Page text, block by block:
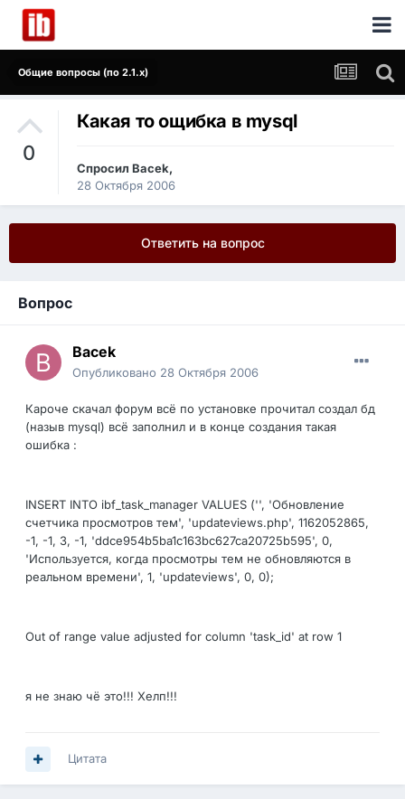
Общие вопросы (по 2.1.x)
0
Какая то ощибка в mysql
Спросил Bacek,
28 Октября 2006
Ответить на вопрос
Вопрос
Bacek
Опубликовано 28 Октября 2006
Кароче скачал форум всё по установке прочитал создал бд
(назыв mysql) всё заполнил и в конце создания такая
ошибка :
INSERT INTO ibf_task_manager VALUES ('', 'Обновление
счетчика просмотров тем', 'updateviews.php', 1162052865,
-1, -1, 3, -1, 'ddce954b5ba1c163bc627ca20725b595', 0,
'Используется, когда просмотры тем не обновляются в
реальном времени', 1, 'updateviews', 0, 0);
Out of range value adjusted for column 'task_id' at row 1
я не знаю чё это!!! Хелп!!!
Цитата